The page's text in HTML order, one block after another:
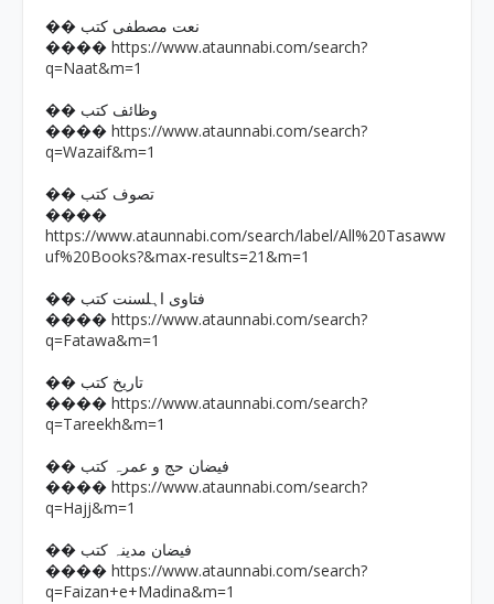
�� نعت مصطفی کتب
���� https://www.ataunnabi.com/search?
q=Naat&m=1
�� وظائف کتب
���� https://www.ataunnabi.com/search?
q=Wazaif&m=1
�� تصوف کتب
����
https://www.ataunnabi.com/search/label/All%20Tasaww
uf%20Books?&max-results=21&m=1
�� فتاوی اہلسنت کتب
���� https://www.ataunnabi.com/search?
q=Fatawa&m=1
�� تاریخ کتب
���� https://www.ataunnabi.com/search?
q=Tareekh&m=1
�� فیضان حج و عمرہ کتب
���� https://www.ataunnabi.com/search?
q=Hajj&m=1
�� فیضان مدینہ کتب
���� https://www.ataunnabi.com/search?
q=Faizan+e+Madina&m=1